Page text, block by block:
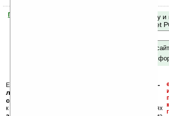
Помогите Ладошкам стать лучше
Поиск по сайту
Mobile и Pocket
только по
по сайту и
Еще раз обращаем внимание, что
кейгены, кряки -
лекарства, серийные номера, ключи и
ссылки на варезные сайты
к публикации на нашем сайте в комментариях